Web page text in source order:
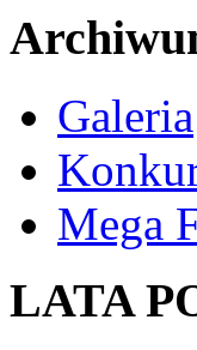
Galeria
Mega
LATA